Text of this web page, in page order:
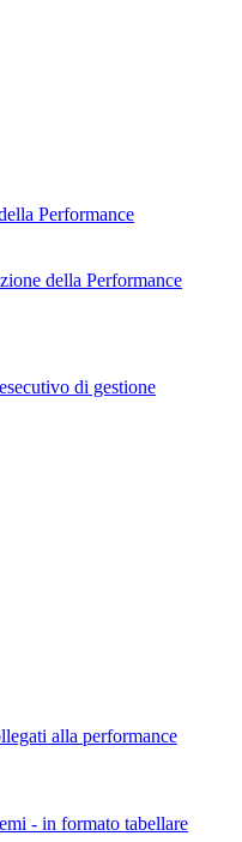
Performance
della Performance
di gestione
alla performance
- in formato tabellare